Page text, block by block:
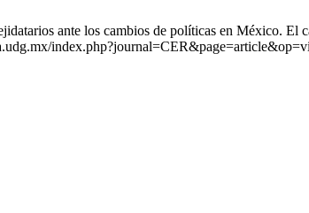
ante los cambios de políticas en México.